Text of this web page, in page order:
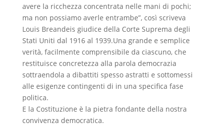
avere la ricchezza concentrata nelle mani di pochi;
ma non possiamo averle entrambe”, così scriveva
Louis Breandeis giudice della Corte Suprema degli
Stati Uniti dal 1916 al 1939.Una grande e semplice
verità, facilmente comprensibile da ciascuno, che
restituisce concretezza alla parola democrazia
sottraendola a dibattiti spesso astratti e sottomessi
alle esigenze contingenti di in una specifica fase
politica.
E la Costituzione è la pietra fondante della nostra
convivenza democratica.